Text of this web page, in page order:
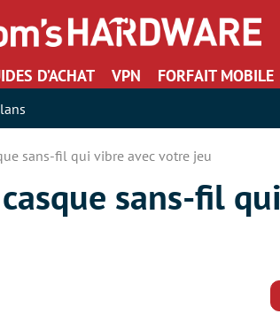
D’ACHAT VPN FORFAIT MOBILE
sans-fil qui vibre avec votre jeu
sans-fil